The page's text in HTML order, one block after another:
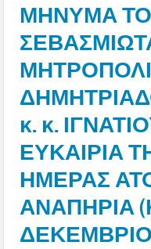
ΜΗΝΥΜΑ
κ. κ.
ΕΥΚΑΙΡΙΑ
ΗΜΕΡΑΣ
ΑΝΑΠΗΡΙΑ